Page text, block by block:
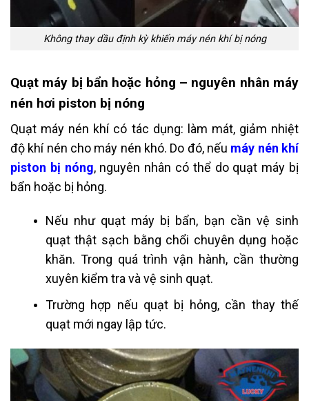
Không thay dầu định kỳ khiến máy nén khí bị nóng
Quạt máy bị bẩn hoặc hỏng – nguyên nhân máy
nén hơi piston bị nóng
Quạt máy nén khí có tác dụng: làm mát, giảm nhiệt
độ khí nén cho máy nén khó. Do đó, nếu máy nén khí
piston bị nóng, nguyên nhân có thể do quạt máy bị
bẩn hoặc bị hỏng.
Nếu như quạt máy bị bẩn, bạn cần vệ sinh
quạt thật sạch bằng chổi chuyên dụng hoặc
khăn. Trong quá trình vận hành, cần thường
xuyên kiểm tra và vệ sinh quạt.
Trường hợp nếu quạt bị hỏng, cần thay thế
quạt mới ngay lập tức.